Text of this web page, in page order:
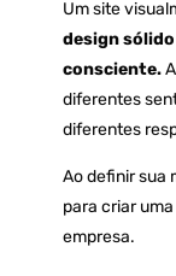
Um site
design sólido
consciente.
diferentes
diferentes
Ao definir sua
para criar
empresa.